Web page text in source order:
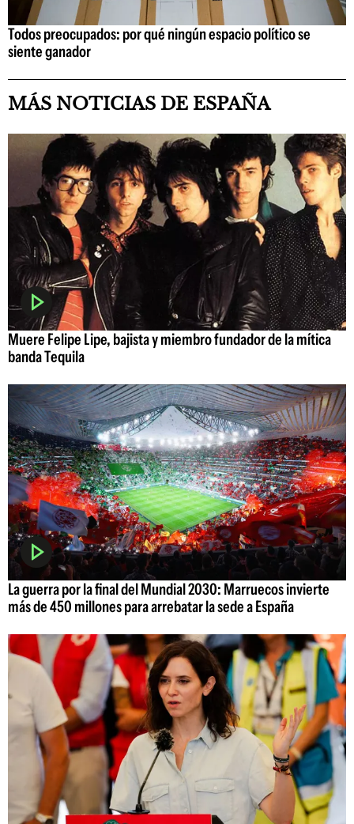
Todos preocupados: por qué ningún espacio político se
siente ganador
MÁS NOTICIAS DE ESPAÑA
Muere Felipe Lipe, bajista y miembro fundador de la mítica
banda Tequila
La guerra por la final del Mundial 2030: Marruecos invierte
más de 450 millones para arrebatar la sede a España